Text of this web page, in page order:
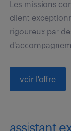
Les missions
client
rigoureux par
voir l'offre
assistant